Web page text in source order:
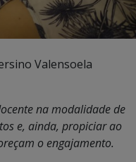
Valensoela
na modalidade de
e, ainda, propiciar ao
o engajamento.